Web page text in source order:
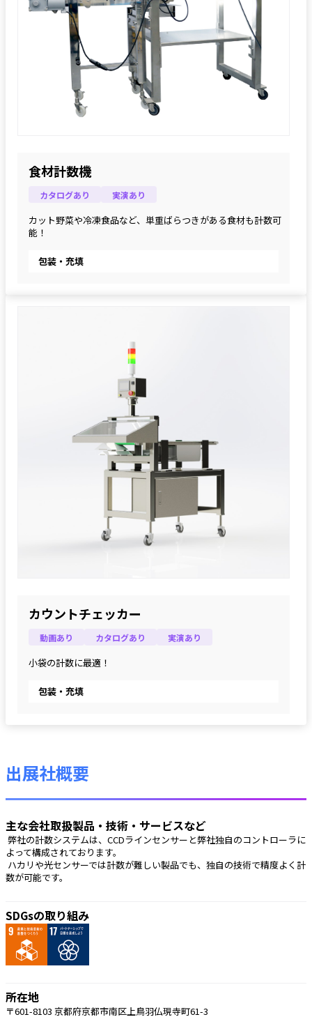
食材計数機
カタログあり 実演あり
カット野菜や冷凍食品など、単重ばらつきがある食材も計数可
能！
包装・充填
カウントチェッカー
動画あり カタログあり 実演あり
小袋の計数に最適！
包装・充填
出展社概要
主な会社取扱製品・技術・サービスなど
よって構成されております。
数が可能です。
SDGsの取り組み
所在地
〒601-8103 京都府京都市南区上鳥羽仏現寺町61-3